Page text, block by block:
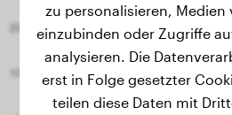
zu personalisieren,
einzubinden oder Zugriffe
analysieren. Die
erst in Folge gesetzter
teilen diese Daten mit